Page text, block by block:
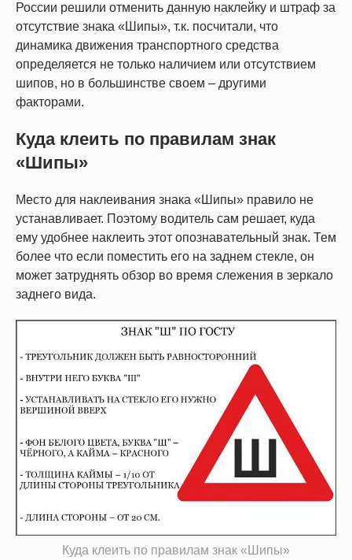
России решили отменить данную наклейку и штраф за
отсутствие знака «Шипы», т.к. посчитали, что
динамика движения транспортного средства
определяется не только наличием или отсутствием
шипов, но в большинстве своем – другими
факторами.
Куда клеить по правилам знак
«Шипы»
Место для наклеивания знака «Шипы» правило не
устанавливает. Поэтому водитель сам решает, куда
ему удобнее наклеить этот опознавательный знак. Тем
более что если поместить его на заднем стекле, он
может затруднять обзор во время слежения в зеркало
заднего вида.
Куда клеить по правилам знак «Шипы»